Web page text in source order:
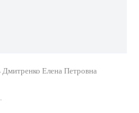
Елена Петровна